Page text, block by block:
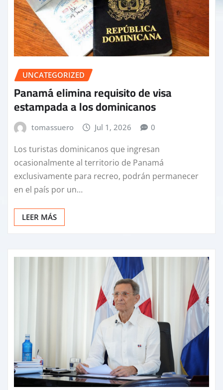
UNCATEGORIZED
Panamá elimina requisito de visa
estampada a los dominicanos
tomassuero Jul 1, 2026 0
Los turistas dominicanos que ingresan
ocasionalmente al territorio de Panamá
exclusivamente para recreo, podrán permanecer
en el país por un…
LEER MÁS